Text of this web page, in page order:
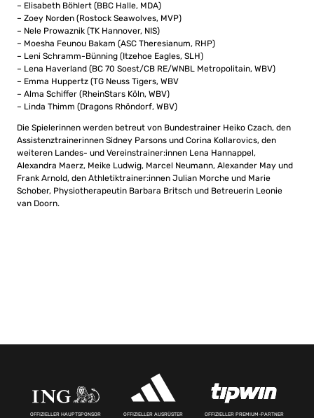
– Elisabeth Böhlert (BBC Halle, MDA)
– Zoey Norden (Rostock Seawolves, MVP)
– Nele Prowaznik (TK Hannover, NIS)
– Moesha Feunou Bakam (ASC Theresianum, RHP)
– Leni Schramm-Bünning (Itzehoe Eagles, SLH)
– Lena Haverland (BC 70 Soest/CB RE/WNBL Metropolitain, WBV)
– Emma Huppertz (TG Neuss Tigers, WBV
– Alma Schiffer (RheinStars Köln, WBV)
– Linda Thimm (Dragons Rhöndorf, WBV)
Die Spielerinnen werden betreut von Bundestrainer Heiko Czach, den
Assistenztrainerinnen Sidney Parsons und Corina Kollarovics, den
weiteren Landes- und Vereinstrainer:innen Lena Hannappel,
Alexandra Maerz, Meike Ludwig, Marcel Neumann, Alexander May und
Frank Arnold, den Athletiktrainer:innen Julian Morche und Marie
Schober, Physiotherapeutin Barbara Britsch und Betreuerin Leonie
van Doorn.
OFFIZIELLER HAUPTSPONSOR OFFIZIELLER AUSRÜSTER OFFIZIELLER PREMIUM-PARTNER